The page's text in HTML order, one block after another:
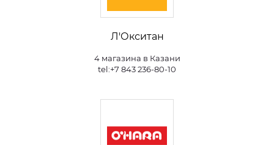
Л'Окситан
4 магазина в Казани
tel:+7 843 236-80-10